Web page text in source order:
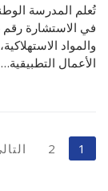
تُعلم المدرسة
والمواد
الأعمال التطبيقية…
تعدد
صفحات
1
2